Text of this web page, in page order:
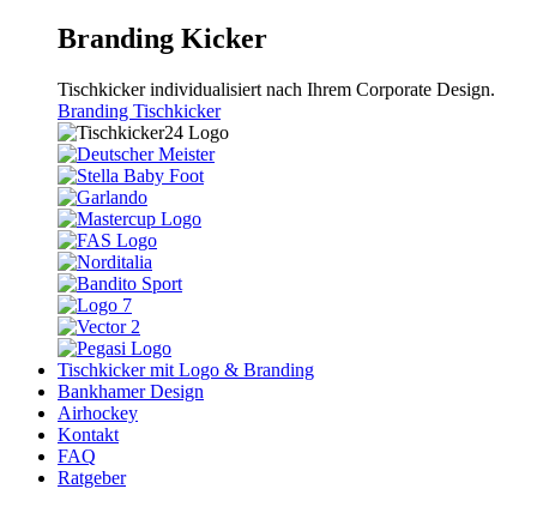
Branding Kicker
Tischkicker individualisiert nach Ihrem Corporate Design.
Branding Tischkicker
Tischkicker mit Logo & Branding
Bankhamer Design
Airhockey
Kontakt
FAQ
Ratgeber